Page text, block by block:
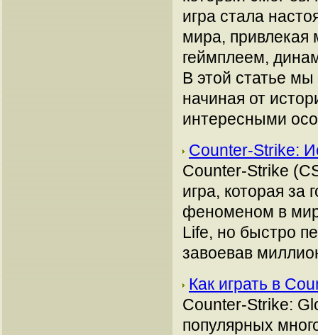
игра стала
мира, привлекая
геймплеем,
В этой статье
начиная от
интересными
Counter-Strike:
Counter-Strike
игра, которая за
феноменом в
Life, но быстро
завоевав
Как играть в
Counter-Strike:
популярных